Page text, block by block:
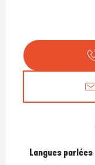
Langues parlées
Langues parlées